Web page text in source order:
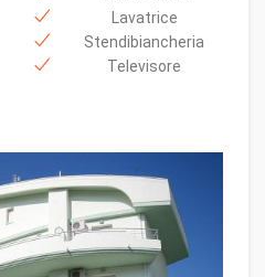
Lavatrice
Stendibiancheria
Televisore